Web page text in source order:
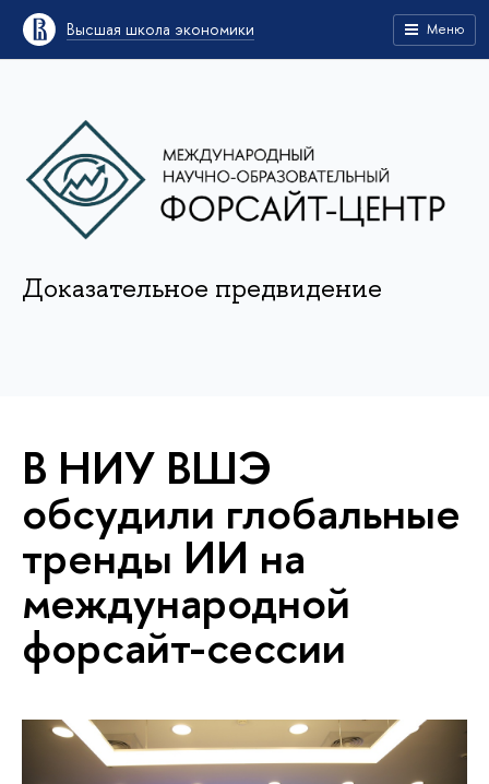
Высшая школа экономики Меню
Доказательное предвидение
В НИУ ВШЭ
обсудили глобальные
тренды ИИ на
международной
форсайт-сессии